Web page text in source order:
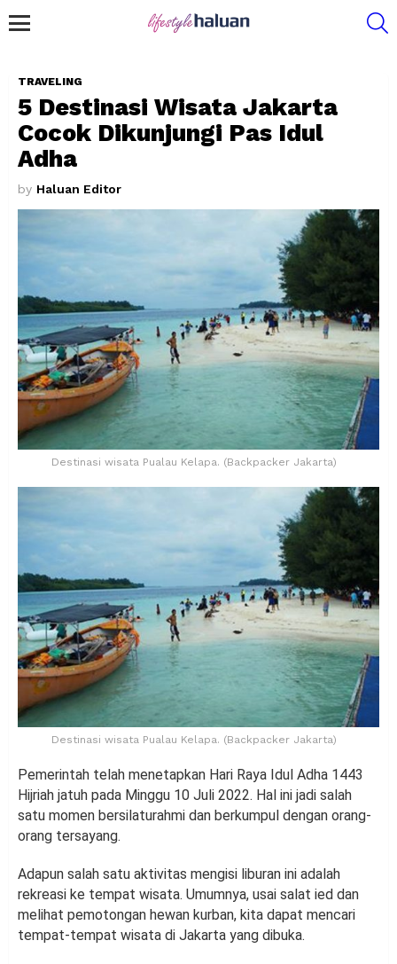
TRAVELING
5 Destinasi Wisata Jakarta
Cocok Dikunjungi Pas Idul
Adha
by Haluan Editor
Destinasi wisata Pualau Kelapa. (Backpacker Jakarta)
Destinasi wisata Pualau Kelapa. (Backpacker Jakarta)
Pemerintah telah menetapkan Hari Raya Idul Adha 1443
Hijriah jatuh pada Minggu 10 Juli 2022. Hal ini jadi salah
satu momen bersilaturahmi dan berkumpul dengan orang-
orang tersayang.
Adapun salah satu aktivitas mengisi liburan ini adalah
rekreasi ke tempat wisata. Umumnya, usai salat ied dan
melihat pemotongan hewan kurban, kita dapat mencari
tempat-tempat wisata di Jakarta yang dibuka.